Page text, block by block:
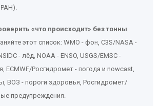
«что происходит» без тонны
этот список: WMO - фон, C3S/NASA -
- лёд, NOAA - ENSO, USGS/EMSC -
ECMWF/Росгидромет - погода и nowcast,
ВОЗ - пороги здоровья, Росгидромет/
предупреждения.